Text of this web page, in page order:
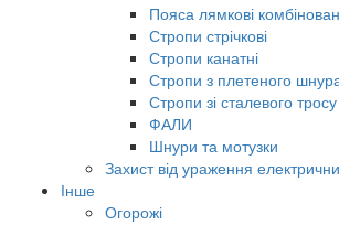
Пояса лямкові
Стропи стрічкові
Стропи канатні
Стропи з плетеного
Стропи зі сталевого тросу
ФАЛИ
Шнури та мотузки
Захист від ураження
Інше
Огорожі